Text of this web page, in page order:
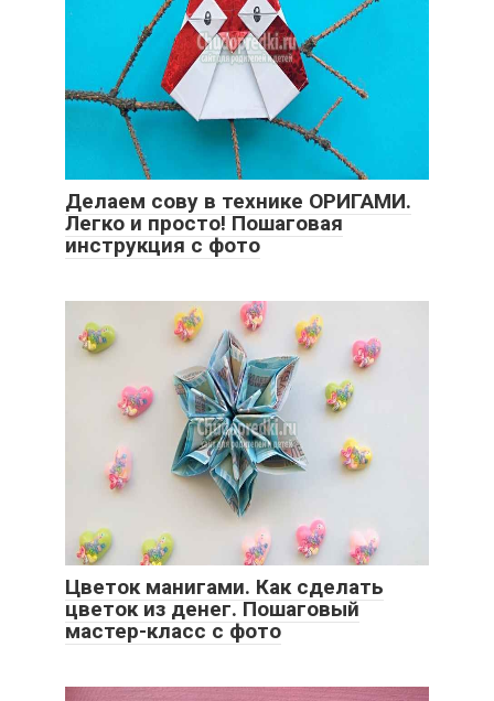
Делаем сову в технике ОРИГАМИ.
Легко и просто! Пошаговая
инструкция с фото
Цветок манигами. Как сделать
цветок из денег. Пошаговый
мастер-класс с фото